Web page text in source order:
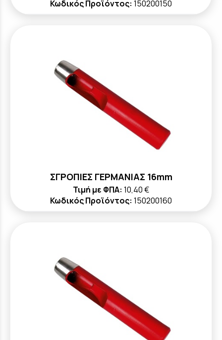
Κωδικός Προϊόντος: 150200150
ΣΓΡΟΠΙΕΣ ΓΕΡΜΑΝΙΑΣ 16mm
Τιμή με ΦΠΑ: 10,40 €
Κωδικός Προϊόντος: 150200160